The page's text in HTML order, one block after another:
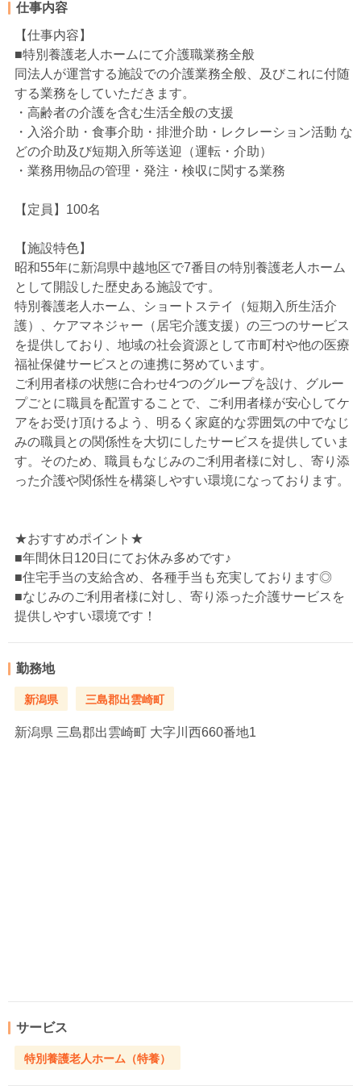
仕事内容
【仕事内容】
■特別養護老人ホームにて介護職業務全般
同法人が運営する施設での介護業務全般、及びこれに付随
する業務をしていただきます。
・高齢者の介護を含む生活全般の支援
・入浴介助・食事介助・排泄介助・レクレーション活動 な
どの介助及び短期入所等送迎（運転・介助）
・業務用物品の管理・発注・検収に関する業務
【定員】100名
【施設特色】
昭和55年に新潟県中越地区で7番目の特別養護老人ホーム
として開設した歴史ある施設です。
特別養護老人ホーム、ショートステイ（短期入所生活介
護）、ケアマネジャー（居宅介護支援）の三つのサービス
を提供しており、地域の社会資源として市町村や他の医療
福祉保健サービスとの連携に努めています。
ご利用者様の状態に合わせ4つのグループを設け、グルー
プごとに職員を配置することで、ご利用者様が安心してケ
アをお受け頂けるよう、明るく家庭的な雰囲気の中でなじ
みの職員との関係性を大切にしたサービスを提供していま
す。そのため、職員もなじみのご利用者様に対し、寄り添
った介護や関係性を構築しやすい環境になっております。
★おすすめポイント★
■年間休日120日にてお休み多めです♪
■住宅手当の支給含め、各種手当も充実しております◎
■なじみのご利用者様に対し、寄り添った介護サービスを
提供しやすい環境です！
勤務地
新潟県 三島郡出雲崎町
新潟県 三島郡出雲崎町 大字川西660番地1
サービス
特別養護老人ホーム（特養）